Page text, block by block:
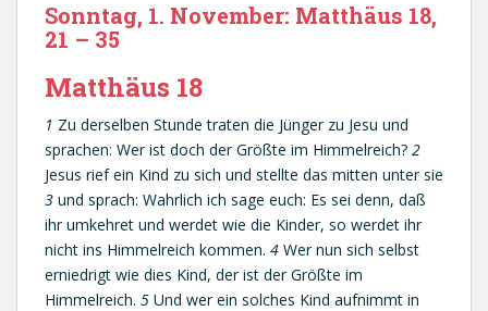
Sonntag, 1. November: Matthäus 18,
21 – 35
Matthäus 18
1 Zu derselben Stunde traten die Jünger zu Jesu und
sprachen: Wer ist doch der Größte im Himmelreich? 2
Jesus rief ein Kind zu sich und stellte das mitten unter sie
3 und sprach: Wahrlich ich sage euch: Es sei denn, daß
ihr umkehret und werdet wie die Kinder, so werdet ihr
nicht ins Himmelreich kommen. 4 Wer nun sich selbst
erniedrigt wie dies Kind, der ist der Größte im
Himmelreich. 5 Und wer ein solches Kind aufnimmt in